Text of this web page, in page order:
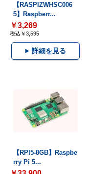
【RASPIZWHSC006
5】Raspberr...
￥3,269
税込￥3,595
詳細を見る
【RPI5-8GB】Raspbe
rry Pi 5...